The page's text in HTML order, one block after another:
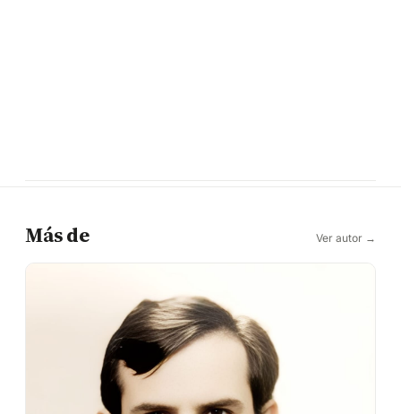
Más de Ver autor →